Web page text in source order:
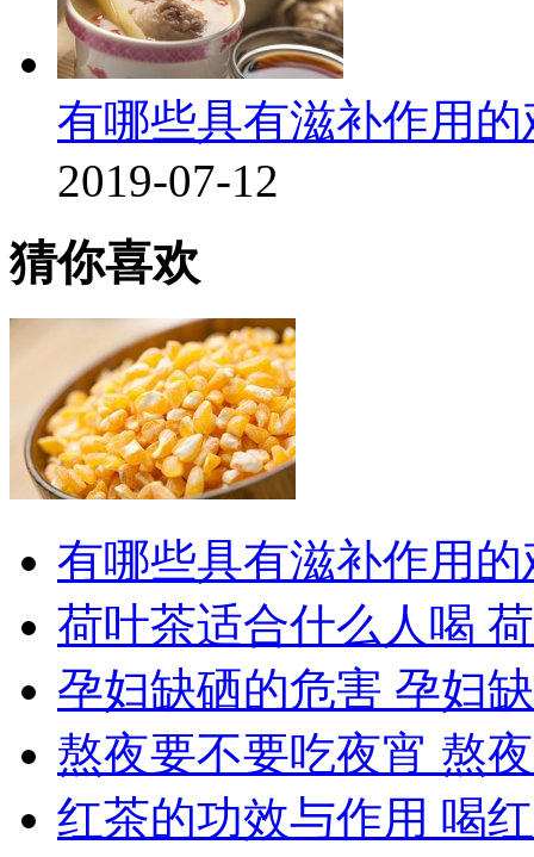
有哪些具有滋补作用的
2019-07-12
猜你喜欢
有哪些具有滋补作用的
荷叶茶适合什么人喝
孕妇缺硒的危害 孕妇
熬夜要不要吃夜宵 熬
红茶的功效与作用 喝